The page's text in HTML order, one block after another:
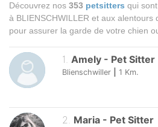
Découvrez nos 353 petsitters qui
à BLIENSCHWILLER et aux
pour assurer la garde de votre chien
1. Amely - Pet Sitter
Blienschwiller 1 Km.
2. Maria - Pet Sitter